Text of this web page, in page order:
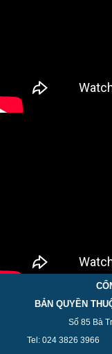
BẢN QUYỀN
Số 85 Bà
Tel: 024 3826 3966